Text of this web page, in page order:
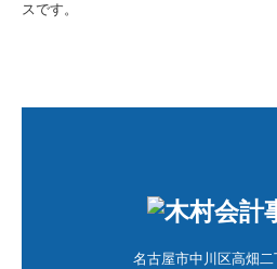
スです。
名古屋市中川区高畑